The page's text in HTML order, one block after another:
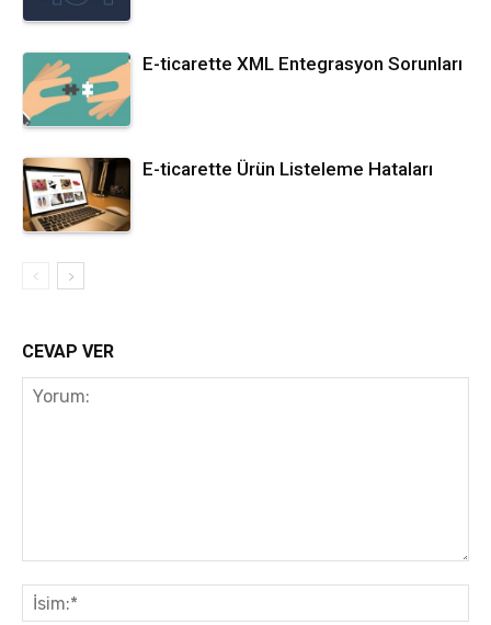
E-ticarette XML Entegrasyon Sorunları
E-ticarette Ürün Listeleme Hataları
CEVAP VER